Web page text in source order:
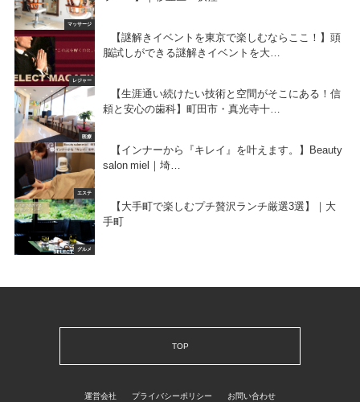
マッサージ
レジャー
【謎解きイベントを東京で楽しむならここ！】頭
脳試しができる謎解きイベントを大…
医療
【生涯通い続けたい技術と空間がそこにある！信
頼と安心の歯科】町田市・真光寺十…
エステ
【インナーから『キレイ』を叶えます。】Beauty
salon miel｜埼…
グルメ
【大手町で楽しむプチ贅沢ランチ厳選3選】｜大
手町
TOP
運営会社 プライバシーポリシー お問い合わせ